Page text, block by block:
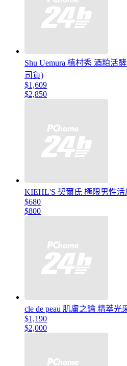
Shu Uemura 植村秀 酒粕活
司貨)
$1,609
$2,850
KIEHL'S 契爾氏 極限男性活
$680
$800
cle de peau 肌膚之鑰 精萃
$1,190
$2,000